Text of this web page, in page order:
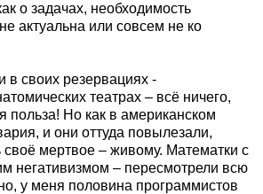
о задачах, необходимость
актуальна или совсем не ко
в своих резервациях -
театрах – всё ничего,
польза! Но как в американском
и они оттуда повылезали,
своё мертвое – живому. Математки с
негативизмом – пересмотрели всю
у меня половина программистов